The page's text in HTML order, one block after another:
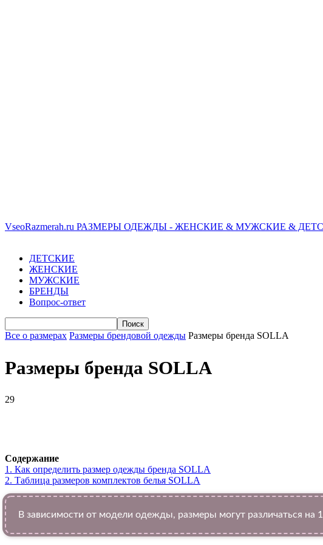
VseoRazmerah.ru РАЗМЕРЫ ОДЕЖДЫ - ЖЕНСКИЕ & МУЖСКИЕ &
ДЕТСКИЕ
ЖЕНСКИЕ
МУЖСКИЕ
БРЕНДЫ
Вопрос-ответ
Все о размерах Размеры брендовой одежды Размеры бренда SOLLA
Размеры бренда SOLLA
29
Содержание
1. Как определить размер одежды брендa SOLLA
2. Таблица размеров комплектов белья SOLLA
В зависимости от модели одежды, размеры могут различаться